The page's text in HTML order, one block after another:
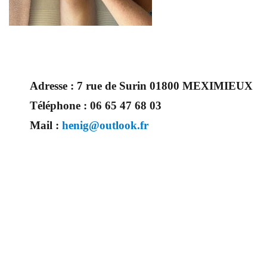
Adresse : 7 rue de Surin 01800 MEXIMIEUX
Téléphone : 06 65 47 68 03
Mail : henig@outlook.fr